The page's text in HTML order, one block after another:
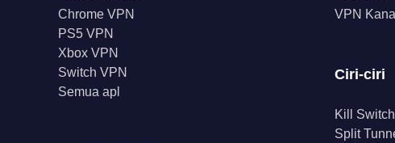
Chrome VPN
PS5 VPN
Xbox VPN
Switch VPN
Semua apl
VPN
Ciri-ciri
Kill Switch
Split